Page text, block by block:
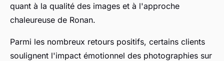
quant à la qualité des images et à l'approche
chaleureuse de Ronan.
Parmi les nombreux retours positifs, certains clients
soulignent l'impact émotionnel des photographies sur